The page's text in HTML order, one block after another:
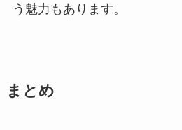
う魅力もあります。
まとめ